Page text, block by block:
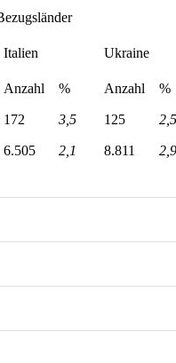
Italien Ukraine
Anzahl % Anzahl
%
172 3,5 125 2,5
6.505 2,1 8.811 2,9